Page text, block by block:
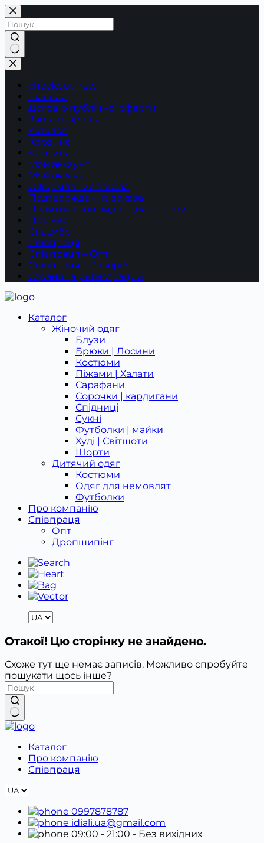
Перейти
до
вмісту
Немає
результатів
checkout new
Главная
Договір публічної оферти
Забыл пароль
Каталог
Корзина
Корзина
Мой аккаунт
Мой аккаунт
Оформление заказа
Подтверждение заказа
Политика конфиденциальности
Про нас
Спасибо
Співпраця
Співпраця – Опт
Співпраця – Роздріб
Страница регистрации
Каталог
Жіночий одяг
Блузи
Брюки | Лосини
Костюми
Піжами | Халати
Сарафани
Сорочки | кардигани
Спідниці
Сукні
Футболки | майки
Худі | Світшоти
Шорти
Дитячий одяг
Костюми
Одяг для немовлят
Футболки
Про компанію
Співпраця
Опт
Дропшипінг
Отакої! Цю сторінку не знайдено.
Схоже тут ще немає записів. Можливо спробуйте
пошукати щось інше?
Немає
Каталог
Про компанію
Співпраця
0997878787
idiali.ua@gmail.com
09:00 - 21:00 - Без вихідних